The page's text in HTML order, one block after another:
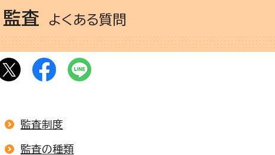
監査 よくある質問
監査制度
監査の種類